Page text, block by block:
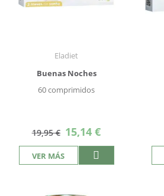
Eladiet
Buenas Noches
60 comprimidos
19,95 € Precio
especial
15,14 €
VER MÁS